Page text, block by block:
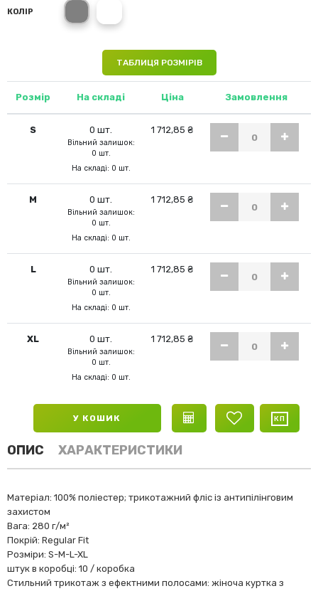
КОЛІР
Grey Steel
ТАБЛИЦЯ РОЗМІРІВ
Розмір На складі Ціна Замовлення
S 0 шт.
Вільний залишок:
0 шт.
На складі: 0 шт.
1 712,85 ₴
M 0 шт.
Вільний залишок:
0 шт.
На складі: 0 шт.
1 712,85 ₴
L 0 шт.
Вільний залишок:
0 шт.
На складі: 0 шт.
1 712,85 ₴
XL 0 шт.
Вільний залишок:
0 шт.
На складі: 0 шт.
1 712,85 ₴
У КОШИК
ОПИС ХАРАКТЕРИСТИКИ
Матеріал: 100% поліестер; трикотажний фліс із антипілінговим
захистом
Вага: 280 г/м²
Покрій: Regular Fit
Розміри: S-M-L-XL
штук в коробці: 10 / коробка
Стильний трикотаж з ефектними полосами: жіноча куртка з